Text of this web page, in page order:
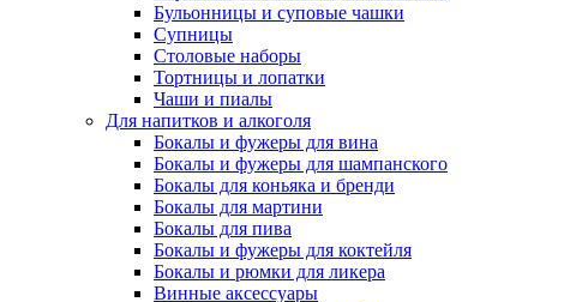
Бульонницы и суповые чашки
Супницы
Столовые наборы
Тортницы и лопатки
Чаши и пиалы
Для напитков и алкоголя
Бокалы и фужеры для вина
Бокалы и фужеры для шампанского
Бокалы для коньяка и бренди
Бокалы для мартини
Бокалы для пива
Бокалы и фужеры для коктейля
Бокалы и рюмки для ликера
Винные аксессуары